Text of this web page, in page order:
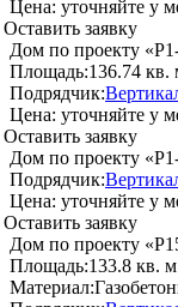
Цена: уточняйте у
Оставить заявку
Дом по проекту
Площадь:136.74 кв.
Подрядчик:
Цена: уточняйте у
Оставить заявку
Дом по проекту
Подрядчик:
Цена: уточняйте у
Оставить заявку
Дом по проекту
Площадь:133.8 кв. м
Материал: